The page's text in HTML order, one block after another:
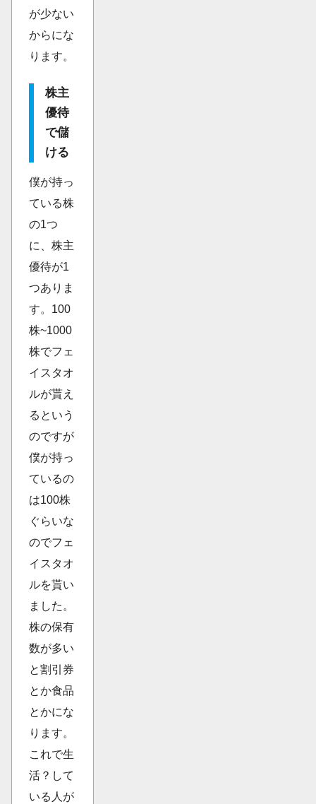
が少ない
からにな
ります。
株主
優待
で儲
ける
僕が持っ
ている株
の1つ
に、株主
優待が1
つありま
す。100
株~1000
株でフェ
イスタオ
ルが貰え
るという
のですが
僕が持っ
ているの
は100株
ぐらいな
のでフェ
イスタオ
ルを貰い
ました。
株の保有
数が多い
と割引券
とか食品
とかにな
ります。
これで生
活？して
いる人が